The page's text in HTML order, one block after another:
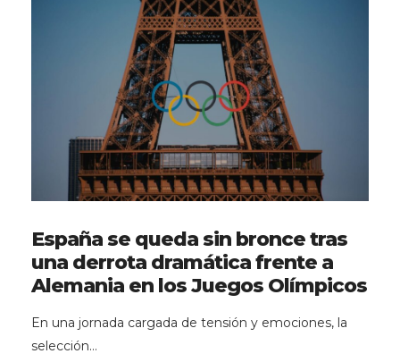
España se queda sin bronce tras
una derrota dramática frente a
Alemania en los Juegos Olímpicos
En una jornada cargada de tensión y emociones, la
selección…